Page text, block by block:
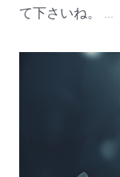
運命へと誘いま
としたシーン